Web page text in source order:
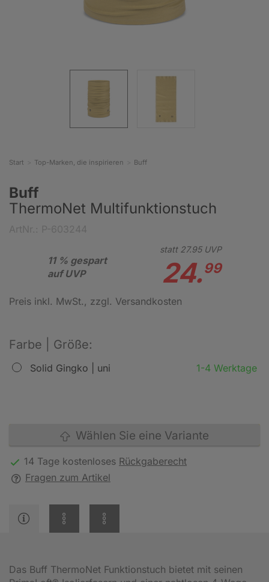
Start Top-Marken, die inspirieren Buff
Buff
ThermoNet Multifunktionstuch
11 % gespart
auf UVP
statt 27.95UVP
24.99
Preis inkl. MwSt., zzgl. Versandkosten
Farbe | Größe:
Solid Gingko | uni 1-4 Werktage
Wählen Sie eine Variante
14 Tage kostenloses Rückgaberecht
Fragen zum Artikel
Das Buff ThermoNet Funktionstuch bietet mit seinen